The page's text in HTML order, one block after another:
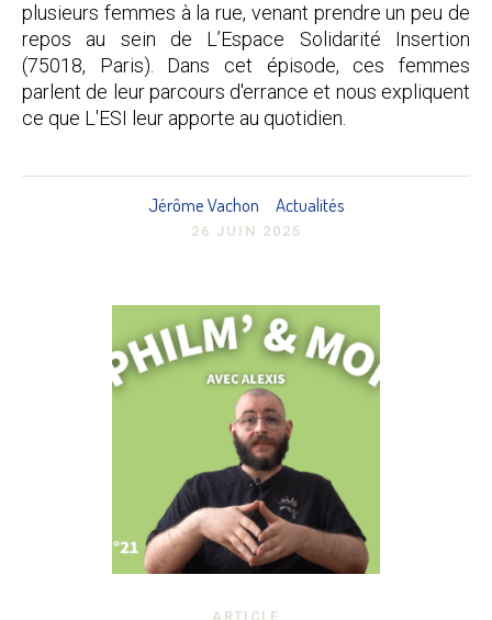
plusieurs femmes à la rue, venant prendre un peu de
repos au sein de L’Espace Solidarité Insertion
(75018, Paris). Dans cet épisode, ces femmes
parlent de leur parcours d'errance et nous expliquent
ce que L'ESI leur apporte au quotidien.
Jérôme Vachon Actualités
26 JUIN 2025
ARTICLE